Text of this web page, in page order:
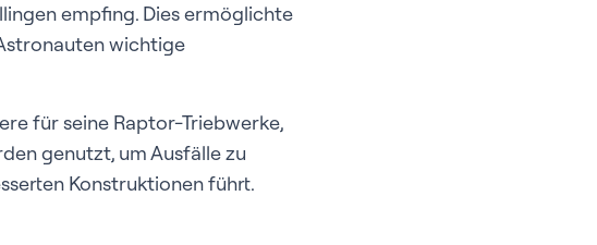
empfing. Dies ermöglichte
wichtige
für seine Raptor-Triebwerke,
genutzt, um Ausfälle zu
Konstruktionen führt.